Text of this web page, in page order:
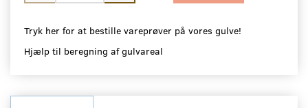
Tryk her for at bestille vareprøver på vores gulve!
Hjælp til beregning af gulvareal